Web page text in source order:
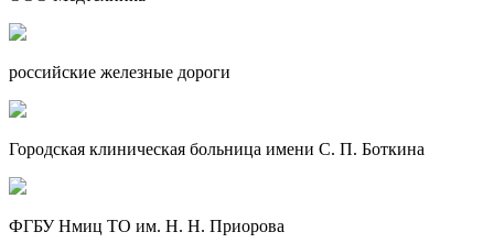
российские железные дороги
Городская клиническая больница имени С. П. Боткина
ФГБУ Нмиц ТО им. Н. Н. Приорова